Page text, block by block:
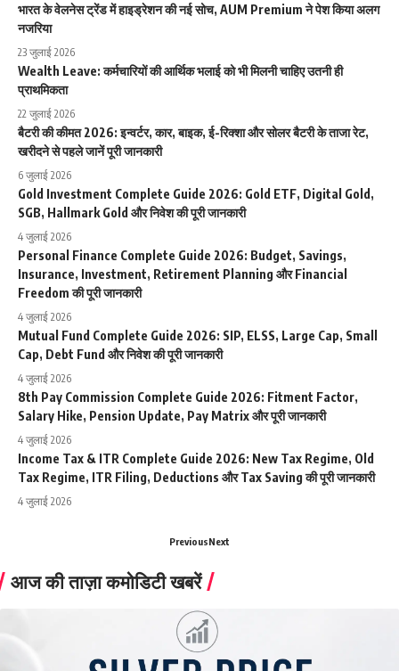
भारत के वेलनेस ट्रेंड में हाइड्रेशन की नई सोच, AUM Premium ने पेश किया अलग
नजरिया
23 जुलाई 2026
Wealth Leave: कर्मचारियों की आर्थिक भलाई को भी मिलनी चाहिए उतनी ही
प्राथमिकता
22 जुलाई 2026
बैटरी की कीमत 2026: इन्वर्टर, कार, बाइक, ई-रिक्शा और सोलर बैटरी के ताजा रेट,
खरीदने से पहले जानें पूरी जानकारी
6 जुलाई 2026
Gold Investment Complete Guide 2026: Gold ETF, Digital Gold,
SGB, Hallmark Gold और निवेश की पूरी जानकारी
4 जुलाई 2026
Personal Finance Complete Guide 2026: Budget, Savings,
Insurance, Investment, Retirement Planning और Financial
Freedom की पूरी जानकारी
4 जुलाई 2026
Mutual Fund Complete Guide 2026: SIP, ELSS, Large Cap, Small
Cap, Debt Fund और निवेश की पूरी जानकारी
4 जुलाई 2026
8th Pay Commission Complete Guide 2026: Fitment Factor,
Salary Hike, Pension Update, Pay Matrix और पूरी जानकारी
4 जुलाई 2026
Income Tax & ITR Complete Guide 2026: New Tax Regime, Old
Tax Regime, ITR Filing, Deductions और Tax Saving की पूरी जानकारी
4 जुलाई 2026
PreviousNext
आज की ताज़ा कमोडिटी खबरें